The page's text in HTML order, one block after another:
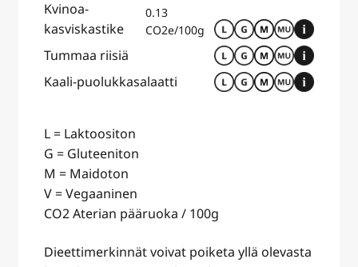
Kvinoa-
kasviskastike
0.13
CO2e/100g
Tummaa riisiä
Kaali-puolukkasalaatti
L = Laktoositon
G = Gluteeniton
M = Maidoton
V = Vegaaninen
CO2 Aterian pääruoka / 100g
Dieettimerkinnät voivat poiketa yllä olevasta